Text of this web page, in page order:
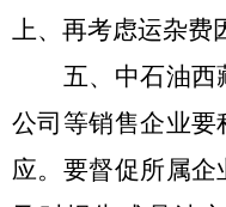
上、再考虑运杂费
五、 中石油西
公司等销售企业
应。要督促所属企